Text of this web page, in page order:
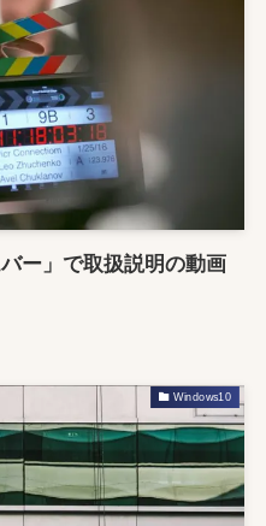
ー」で取扱説明の動画
Windows10